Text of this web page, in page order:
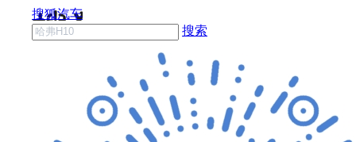
搜狐汽车
搜索